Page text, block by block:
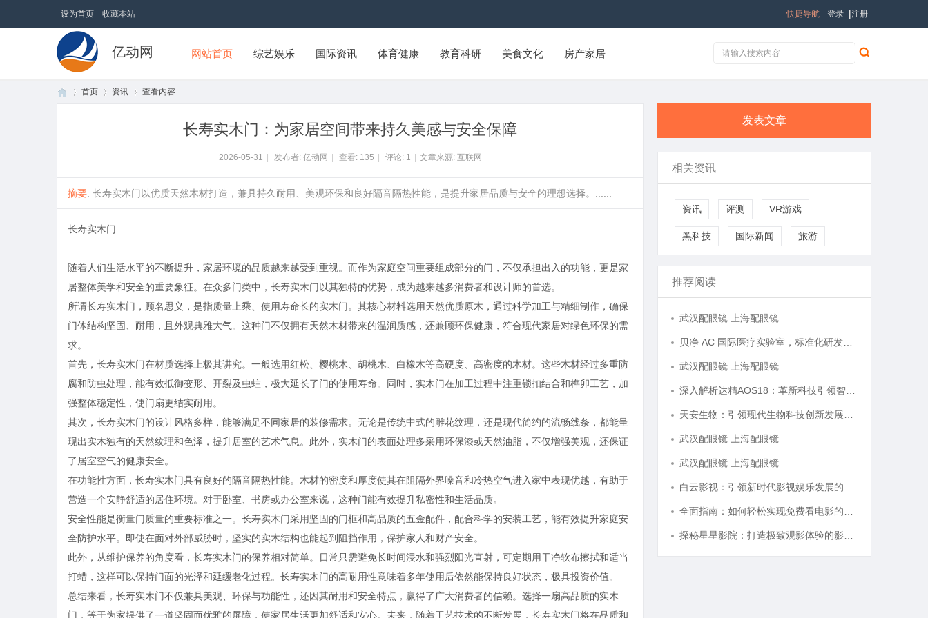
设为首页 收藏本站 登录 注册
快捷导航
亿动网 网站首页 综艺娱乐 国际资讯 体育健康 教育科研 美食文化 房产家居
首页 资讯 查看内容
长寿实木门：为家居空间带来持久美感与安全保障
2026-05-31 发布者: 亿动网 查看: 135 评论: 1 文章来源: 互联网
摘要: 长寿实木门以优质天然木材打造，兼具持久耐用、美观环保和良好隔音隔热性能，是提升家居品质与安全的理想选择。......
长寿实木门
随着人们生活水平的不断提升，家居环境的品质越来越受到重视。而作为家庭空间重要组成部分的门，不仅承担出入的功能，更是家
居整体美学和安全的重要象征。在众多门类中，长寿实木门以其独特的优势，成为越来越多消费者和设计师的首选。
所谓长寿实木门，顾名思义，是指质量上乘、使用寿命长的实木门。其核心材料选用天然优质原木，通过科学加工与精细制作，确保
门体结构坚固、耐用，且外观典雅大气。这种门不仅拥有天然木材带来的温润质感，还兼顾环保健康，符合现代家居对绿色环保的需
求。
首先，长寿实木门在材质选择上极其讲究。一般选用红松、樱桃木、胡桃木、白橡木等高硬度、高密度的木材。这些木材经过多重防
腐和防虫处理，能有效抵御变形、开裂及虫蛀，极大延长了门的使用寿命。同时，实木门在加工过程中注重锁扣结合和榫卯工艺，加
强整体稳定性，使门扇更结实耐用。
其次，长寿实木门的设计风格多样，能够满足不同家居的装修需求。无论是传统中式的雕花纹理，还是现代简约的流畅线条，都能呈
现出实木独有的天然纹理和色泽，提升居室的艺术气息。此外，实木门的表面处理多采用环保漆或天然油脂，不仅增强美观，还保证
了居室空气的健康安全。
在功能性方面，长寿实木门具有良好的隔音隔热性能。木材的密度和厚度使其在阻隔外界噪音和冷热空气进入家中表现优越，有助于
营造一个安静舒适的居住环境。对于卧室、书房或办公室来说，这种门能有效提升私密性和生活品质。
安全性能是衡量门质量的重要标准之一。长寿实木门采用坚固的门框和高品质的五金配件，配合科学的安装工艺，能有效提升家庭安
全防护水平。即使在面对外部威胁时，坚实的实木结构也能起到阻挡作用，保护家人和财产安全。
此外，从维护保养的角度看，长寿实木门的保养相对简单。日常只需避免长时间浸水和强烈阳光直射，可定期用干净软布擦拭和适当
打蜡，这样可以保持门面的光泽和延缓老化过程。长寿实木门的高耐用性意味着多年使用后依然能保持良好状态，极具投资价值。
总结来看，长寿实木门不仅兼具美观、环保与功能性，还因其耐用和安全特点，赢得了广大消费者的信赖。选择一扇高品质的实木
门，等于为家提供了一道坚固而优雅的屏障，使家居生活更加舒适和安心。未来，随着工艺技术的不断发展，长寿实木门将在品质和
发表文章
相关资讯
资讯 评测 VR游戏
黑科技 国际新闻 旅游
推荐阅读
武汉配眼镜 上海配眼镜
武汉配眼镜 上海配眼镜
武汉配眼镜 上海配眼镜
武汉配眼镜 上海配眼镜